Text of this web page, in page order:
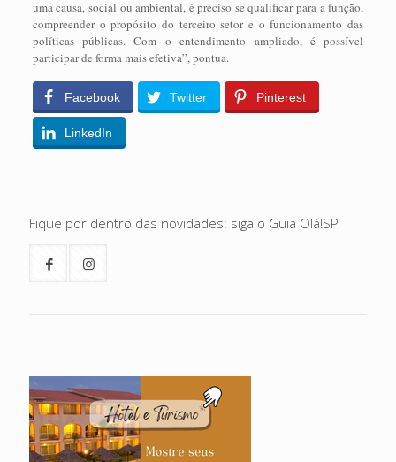
uma causa, social ou ambiental, é preciso se qualificar para a função,
compreender o propósito do terceiro setor e o funcionamento das
políticas públicas. Com o entendimento ampliado, é possível
participar de forma mais efetiva”, pontua.
Facebook Twitter Pinterest
LinkedIn
Fique por dentro das novidades: siga o Guia Olá!SP